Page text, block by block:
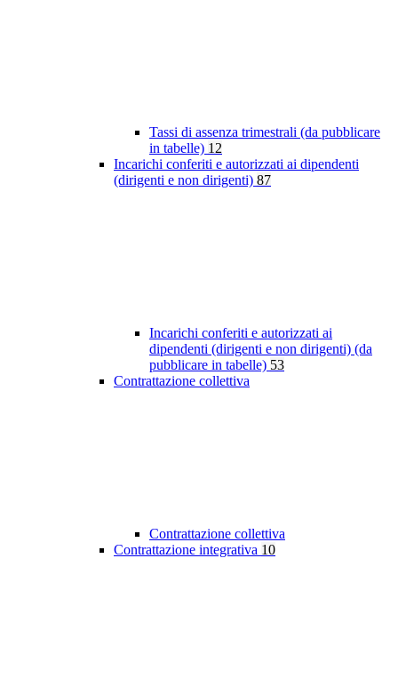
Tassi di assenza trimestrali (da pubblicare
in tabelle) 12
Incarichi conferiti e autorizzati ai dipendenti
(dirigenti e non dirigenti) 87
Incarichi conferiti e autorizzati ai
dipendenti (dirigenti e non dirigenti) (da
pubblicare in tabelle) 53
Contrattazione collettiva
Contrattazione collettiva
Contrattazione integrativa 10